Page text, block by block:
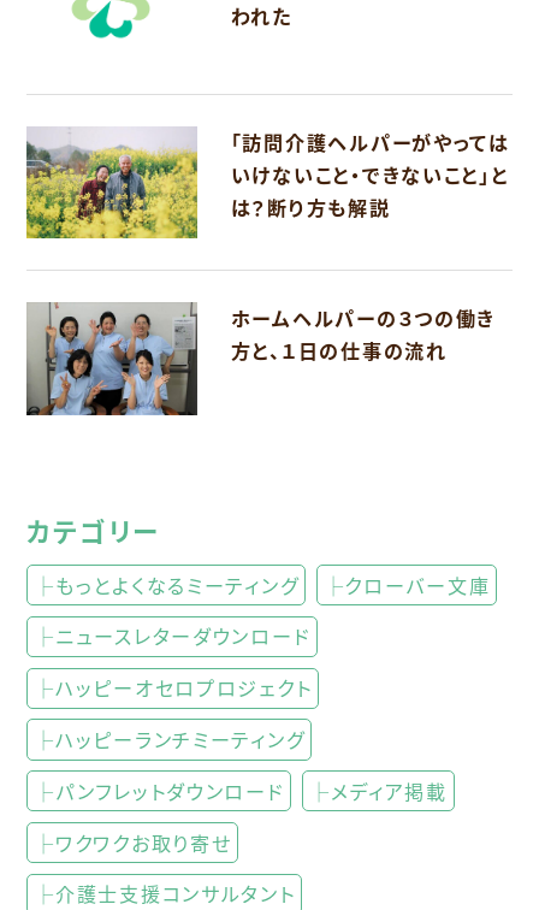
われた
「訪問介護ヘルパーがやっては
いけないこと・できないこと」と
は？断り方も解説
ホームヘルパーの３つの働き
方と、１日の仕事の流れ
カテゴリー
├もっとよくなるミーティング
├クローバー文庫
├ニュースレターダウンロード
├ハッピーオセロプロジェクト
├ハッピーランチミーティング
├パンフレットダウンロード
├メディア掲載
├ワクワクお取り寄せ
├介護士支援コンサルタント